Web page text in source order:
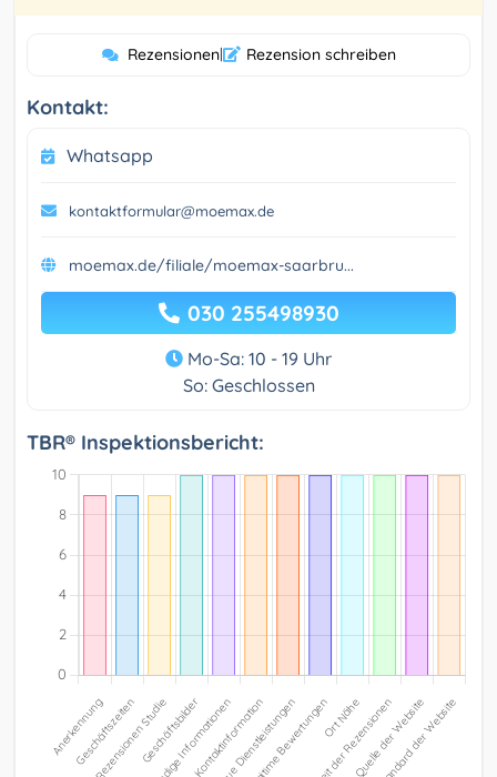
Rezensionen| Rezension schreiben
Kontakt:
Whatsapp
kontaktformular@moemax.de
moemax.de/filiale/moemax-saarbru...
030 255498930
Mo-Sa: 10 - 19 Uhr
So: Geschlossen
TBR® Inspektionsbericht: